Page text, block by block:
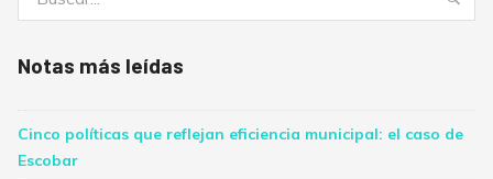
Notas más leídas
Cinco políticas que reflejan eficiencia municipal: el caso de
Escobar